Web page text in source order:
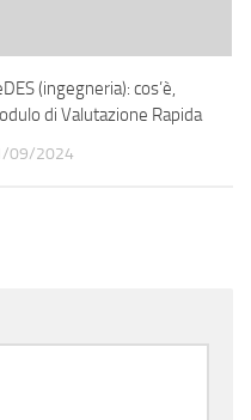
(ingegneria): cos’è,
di Valutazione Rapida
09/2024